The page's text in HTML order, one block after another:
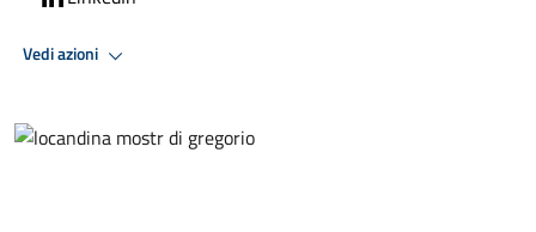
Vedi azioni